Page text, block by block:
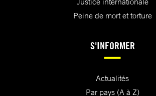
Peine de mort et torture
S'INFORMER
Actualités
Par pays (A à Z)